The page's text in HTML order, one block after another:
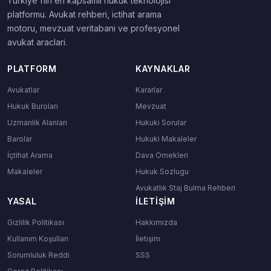
platformu. Avukat rehberi, ictihat arama
motoru, mevzuat veritabani ve profesyonel
avukat araclari.
PLATFORM
Avukatlar
Hukuk Burolari
Uzmanlik Alanlari
Barolar
İçtihat Arama
Makaleler
KAYNAKLAR
Kararlar
Mevzuat
Hukuki Sorular
Hukuki Makaleler
Dava Ornekleri
Hukuk Sozlugu
Avukatlık Staj Bulma Rehberi
YASAL
Gizlilik Politikası
Kullanım Koşulları
Sorumluluk Reddi
İLETIŞIM
Hakkımızda
İletişim
SSS